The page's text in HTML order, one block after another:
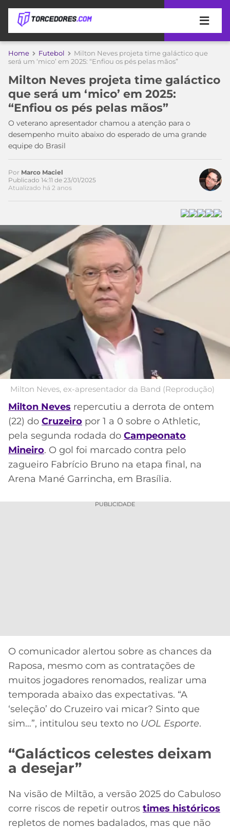
APOSTAS
DE
APOSTA
MELHORES
SITES
DE
APOSTAS
2026
CÓDIGO
DE
INDICAÇÃO
BET365
BETANO
MELHORES
CASSINOS
ONLINE
MELHORES
CASSINOS
ONLINE
2026
COPA
DO
MUNDO
TIMES
MEU
TIME
CORINTHIANS
SÃO
PAULO
SANTOS
FLAMENGO
FLUMINENSE
VASCO
INTERNACIONAL
GRÊMIO
CAMPEONATOS
A
LIBERTADORES
PREMIER
LEAGUE
COPA
SUL-
LIGA
DOS
CAMPEÕES
LALIGA
MERCADO
DA
BOLA
PALPITES
Home Futebol
Milton Neves projeta time galáctico que
será um ‘mico’ em 2025: “Enfiou os pés pelas mãos”
Milton Neves projeta time galáctico
que será um ‘mico’ em 2025:
“Enfiou os pés pelas mãos”
O veterano apresentador chamou a atenção para o
desempenho muito abaixo do esperado de uma grande
equipe do Brasil
Acesse o perfil do autor
Por Marco Maciel
Publicado 14:11 de 23/01/2025
Atualizado há 2 anos
Milton Neves, ex-apresentador da Band (Reprodução)
Milton Neves repercutiu a derrota de ontem
(22) do Cruzeiro por 1 a 0 sobre o Athletic,
pela segunda rodada do Campeonato
Mineiro. O gol foi marcado contra pelo
zagueiro Fabrício Bruno na etapa final, na
Arena Mané Garrincha, em Brasília.
PUBLICIDADE
O comunicador alertou sobre as chances da
Raposa, mesmo com as contratações de
muitos jogadores renomados, realizar uma
temporada abaixo das expectativas. “A
‘seleção’ do Cruzeiro vai micar? Sinto que
sim…”, intitulou seu texto no UOL Esporte.
“Galácticos celestes deixam
a desejar”
Na visão de Miltão, a versão 2025 do Cabuloso
corre riscos de repetir outros times históricos
repletos de nomes badalados, mas que não